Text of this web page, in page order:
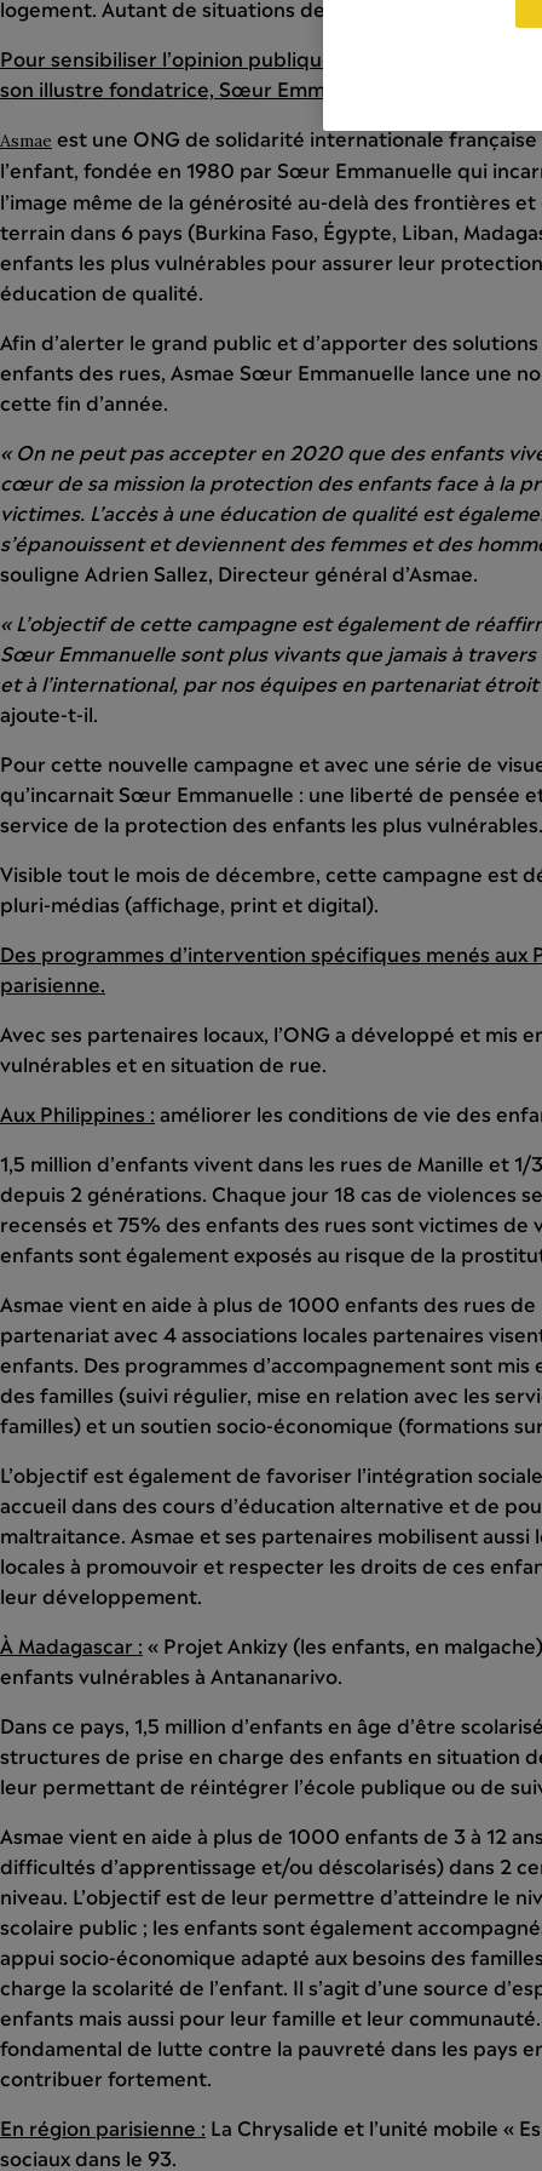
logement. Autant de situations de grande précarité qui
Pour sensibiliser l’opinion publique, l’ONG Asmae part
son illustre fondatrice, Sœur Emmanuelle.
Asmae est une ONG de solidarité internationale
l’enfant, fondée en 1980 par Sœur Emmanuelle qui
l’image même de la générosité au-delà des frontières
terrain dans 6 pays (Burkina Faso, Égypte, Liban,
enfants les plus vulnérables pour assurer leur
éducation de qualité.
Afin d’alerter le grand public et d’apporter des
enfants des rues, Asmae Sœur Emmanuelle lance une
cette fin d’année.
« On ne peut pas accepter en 2020 que des enfants
cœur de sa mission la protection des enfants face à la
victimes. L’accès à une éducation de qualité est
s’épanouissent et deviennent des femmes et des
souligne Adrien Sallez, Directeur général d’Asmae.
« L’objectif de cette campagne est également de
Sœur Emmanuelle sont plus vivants que jamais à
et à l’international, par nos équipes en partenariat
ajoute-t-il.
Pour cette nouvelle campagne et avec une série de
qu’incarnait Sœur Emmanuelle : une liberté de pensée
service de la protection des enfants les plus vulnérables.
Visible tout le mois de décembre, cette campagne est
pluri-médias (affichage, print et digital).
Des programmes d’intervention spécifiques menés aux
parisienne.
Avec ses partenaires locaux, l’ONG a développé et mis
vulnérables et en situation de rue.
Aux Philippines : améliorer les conditions de vie des
1,5 million d’enfants vivent dans les rues de Manille et
depuis 2 générations. Chaque jour 18 cas de violences
recensés et 75% des enfants des rues sont victimes de
enfants sont également exposés au risque de la
Asmae vient en aide à plus de 1000 enfants des rues de
partenariat avec 4 associations locales partenaires
enfants. Des programmes d’accompagnement sont
des familles (suivi régulier, mise en relation avec les
familles) et un soutien socio-économique (formations
L’objectif est également de favoriser l’intégration
accueil dans des cours d’éducation alternative et de
maltraitance. Asmae et ses partenaires mobilisent
locales à promouvoir et respecter les droits de ces
leur développement.
À Madagascar : « Projet Ankizy (les enfants, en
enfants vulnérables à Antananarivo.
Dans ce pays, 1,5 million d’enfants en âge d’être
structures de prise en charge des enfants en situation
leur permettant de réintégrer l’école publique ou de
Asmae vient en aide à plus de 1000 enfants de 3 à 12
difficultés d’apprentissage et/ou déscolarisés) dans 2
niveau. L’objectif est de leur permettre d’atteindre le
scolaire public ; les enfants sont également
appui socio-économique adapté aux besoins des
charge la scolarité de l’enfant. Il s’agit d’une source
enfants mais aussi pour leur famille et leur
fondamental de lutte contre la pauvreté dans les pays
contribuer fortement.
En région parisienne : La Chrysalide et l’unité mobile «
sociaux dans le 93.